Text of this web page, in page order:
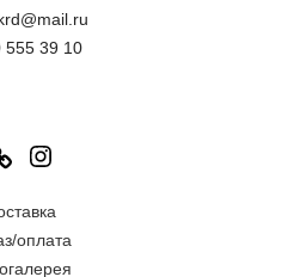
555 39 10
Link
оплата